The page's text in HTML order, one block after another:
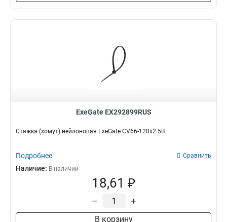
ExeGate EX292899RUS
Стяжка (хомут) нейлоновая ExeGate CV66-120x2.5B
Подробнее Сравнить
Наличие: В наличии
18,61 ₽
– +
В корзину